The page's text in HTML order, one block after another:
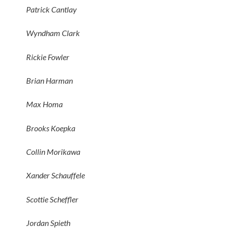
Patrick Cantlay
Wyndham Clark
Rickie Fowler
Brian Harman
Max Homa
Brooks Koepka
Collin Morikawa
Xander Schauffele
Scottie Scheffler
Jordan Spieth